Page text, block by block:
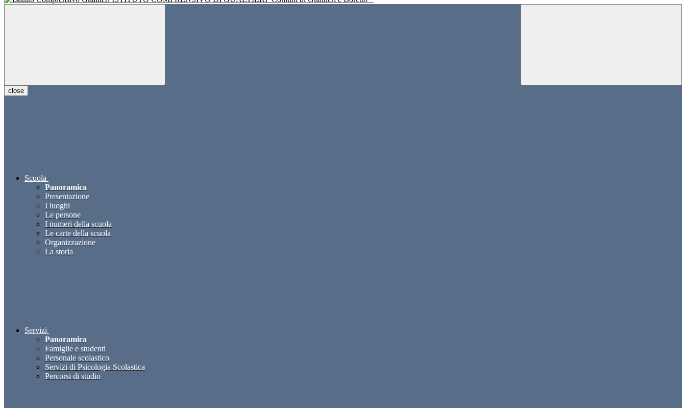
close
Scuola
Panoramica
Presentazione
I luoghi
Le persone
I numeri della scuola
Le carte della scuola
Organizzazione
La storia
Servizi
Panoramica
Famiglie e studenti
Personale scolastico
Servizi di Psicologia Scolastica
Percorsi di studio